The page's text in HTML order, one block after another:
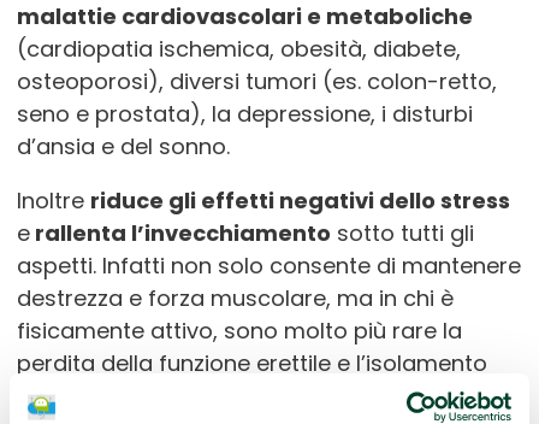
malattie cardiovascolari e metaboliche
(cardiopatia ischemica, obesità, diabete,
osteoporosi), diversi tumori (es. colon-retto,
seno e prostata), la depressione, i disturbi
d’ansia e del sonno.
Inoltre riduce gli effetti negativi dello stress
erallenta l’invecchiamento sotto tutti gli
aspetti. Infatti non solo consente di mantenere
destrezza e forza muscolare, ma in chi è
fisicamente attivo, sono molto più rare la
perdita della funzione erettile e l’isolamento
sociale.